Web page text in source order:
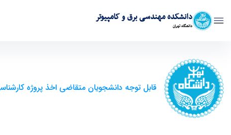
دانشکده مهندسی برق و کامپیوتر
دانشگاه تهران
قابل توجه دانشجویان متقاضی اخذ پروژه کارشناسی 3-۱۴۰1-۱400 - ece- دانشکده مهندسی برق و کامپیوتر
قابل توجه دانشجویان متقاضی اخذ پروژه کارشناسی 3-۱۴۰1-